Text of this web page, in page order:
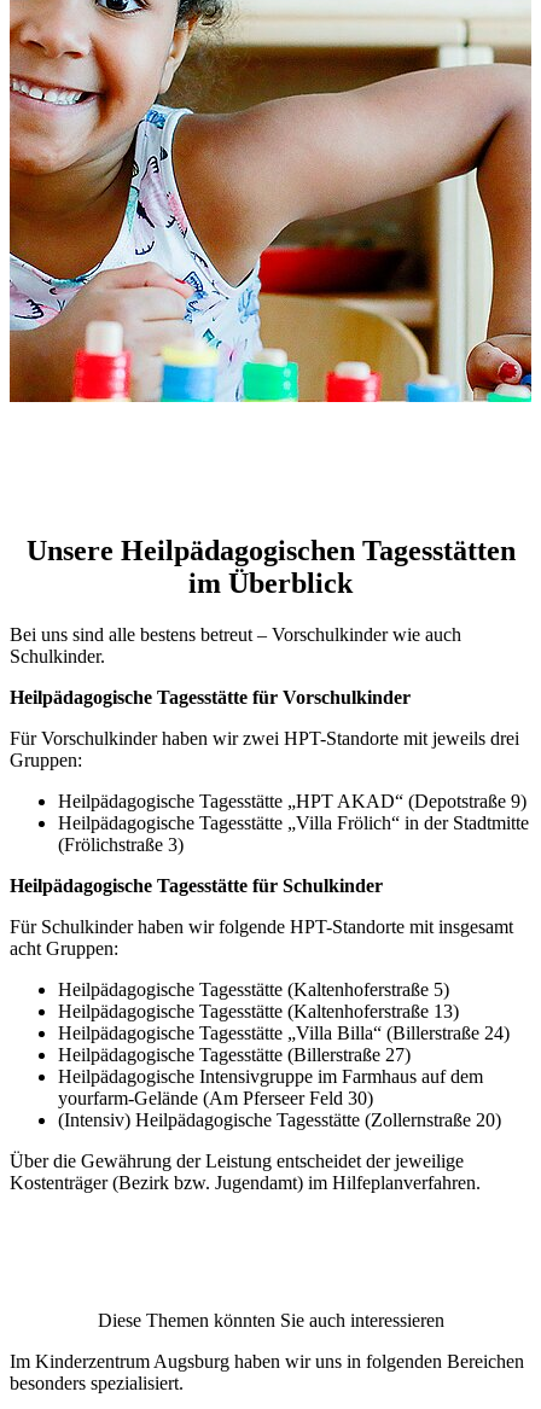
Unsere Heilpädagogischen Tagesstätten
im Überblick
Bei uns sind alle bestens betreut – Vorschulkinder wie auch
Schulkinder.
Heilpädagogische Tagesstätte für Vorschulkinder
Für Vorschulkinder haben wir zwei HPT-Standorte mit jeweils drei
Gruppen:
Heilpädagogische Tagesstätte „HPT AKAD“ (Depotstraße 9)
Heilpädagogische Tagesstätte „Villa Frölich“ in der Stadtmitte
(Frölichstraße 3)
Heilpädagogische Tagesstätte für Schulkinder
Für Schulkinder haben wir folgende HPT-Standorte mit insgesamt
acht Gruppen:
Heilpädagogische Tagesstätte (Kaltenhoferstraße 5)
Heilpädagogische Tagesstätte (Kaltenhoferstraße 13)
Heilpädagogische Tagesstätte „Villa Billa“ (Billerstraße 24)
Heilpädagogische Tagesstätte (Billerstraße 27)
Heilpädagogische Intensivgruppe im Farmhaus auf dem
yourfarm-Gelände (Am Pferseer Feld 30)
(Intensiv) Heilpädagogische Tagesstätte (Zollernstraße 20)
Über die Gewährung der Leistung entscheidet der jeweilige
Kostenträger (Bezirk bzw. Jugendamt) im Hilfeplanverfahren.
Diese Themen könnten Sie auch interessieren
Im Kinderzentrum Augsburg haben wir uns in folgenden Bereichen
besonders spezialisiert.